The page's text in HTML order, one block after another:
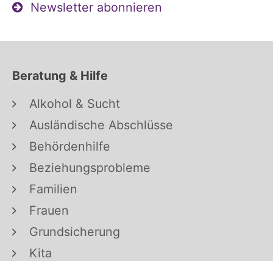
Newsletter abonnieren
Beratung & Hilfe
Alkohol & Sucht
Ausländische Abschlüsse
Behördenhilfe
Beziehungsprobleme
Familien
Frauen
Grundsicherung
Kita